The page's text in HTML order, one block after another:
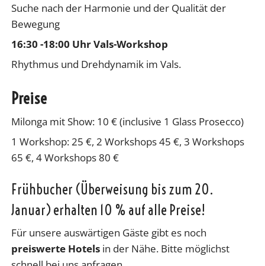
Suche nach der Harmonie und der Qualität der
Bewegung
16:30 -18:00 Uhr Vals-Workshop
Rhythmus und Drehdynamik im Vals.
Preise
Milonga mit Show: 10 € (inclusive 1 Glass Prosecco)
1 Workshop: 25 €, 2 Workshops 45 €, 3 Workshops
65 €, 4 Workshops 80 €
Frühbucher (Überweisung bis zum 20.
Januar) erhalten 10 % auf alle Preise!
Für unsere auswärtigen Gäste gibt es noch
preiswerte Hotels in der Nähe. Bitte möglichst